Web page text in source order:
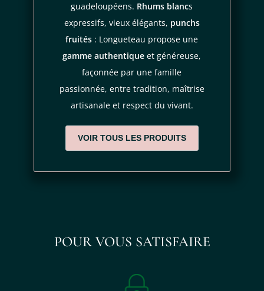
Après ouverture, conservez votre punch au réfrigérateur pour
préserver toutes ses qualités gustatives. Sa bouteille en verre
avec son bouchon en liège, maintient parfaitement la
fraîcheur de cette préparation artisanale.
Commandez dès maintenant votre Punch Longueteau
Maracudja 25° sur notre boutique en ligneet profitez d'une
livraison rapide et soignée depuis la France hexagonale.
Pour plus d'intensité aromatique, découvrez aussi le
Suprême de Maracudja 35°de la même Distillerie.
guadeloupéens. Rhums blancs
expressifs, vieux élégants, punchs
fruités : Longueteau propose une
gamme authentique et généreuse,
façonnée par une famille
passionnée, entre tradition, maîtrise
artisanale et respect du vivant.
VOIR TOUS LES PRODUITS
POUR VOUS SATISFAIRE